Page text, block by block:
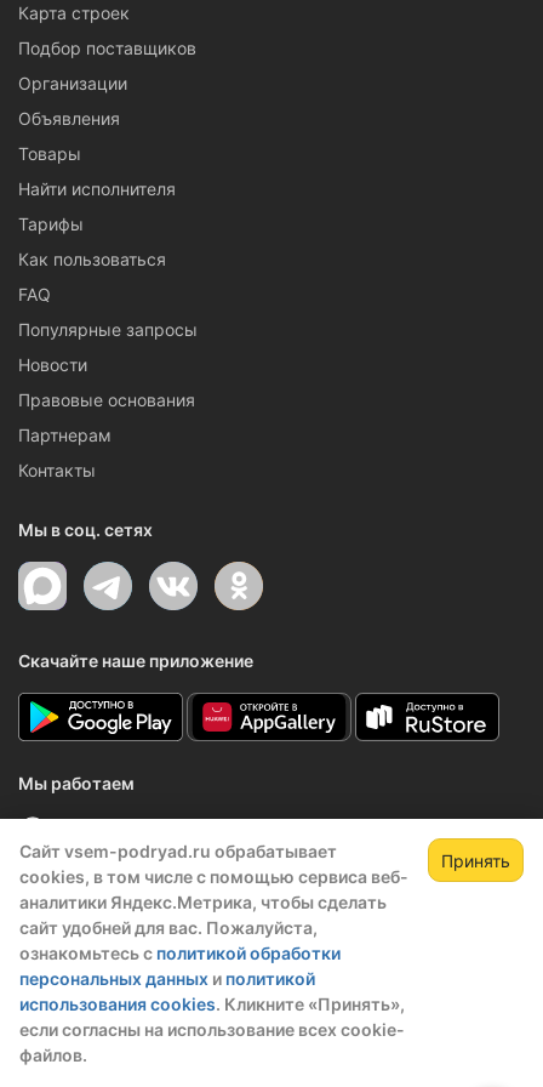
Сайт vsem-podryad.ru обрабатывает
cookies, в том числе с помощью сервиса веб-
аналитики Яндекс.Метрика, чтобы сделать
сайт удобней для вас. Пожалуйста,
ознакомьтесь с политикой обработки
персональных данных и политикой
использования cookies. Кликните «Принять»,
если согласны на использование всех cookie-
файлов.
Принять
Карта строек
Подбор поставщиков
Организации
Объявления
Товары
Найти исполнителя
Тарифы
Как пользоваться
FAQ
Популярные запросы
Новости
Правовые основания
Партнерам
Контакты
Мы в соц. сетях
Скачайте наше приложение
Мы работаем
support@vsem-podryad.ru
Платформа Всем Подряд включена в реестр
отечественного ПО
Реестровая запись №32021 от 06.02.2026